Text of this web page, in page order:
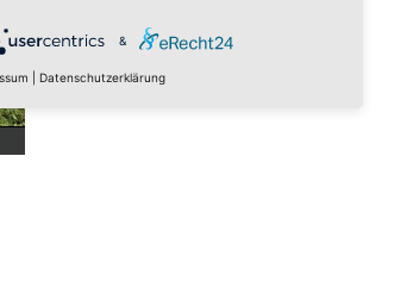
&
Datenschutzerklärung